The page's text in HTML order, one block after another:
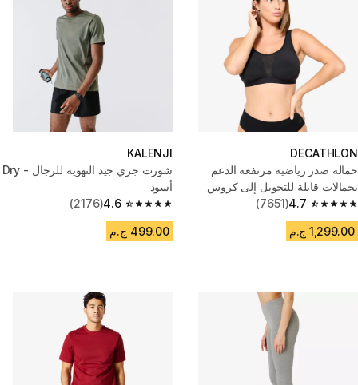
DECATHLON
حمالة صدر رياضية مرتفعة الدعم
بحمالات قابلة للتحويل إلى كروس
للسيدات - أسود
4.7
4.7 out of 5 stars from 7651 reviews
(7651)
1,299.00 ج.م
KALENJI
شورت جري جيد التهوية للرجال - Dry
أسود
4.6
4.6 out of 5 stars from 2176 reviews
(2176)
499.00 ج.م